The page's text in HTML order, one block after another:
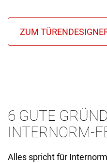
6 GUTE
INTERNORM-
Alles spricht für